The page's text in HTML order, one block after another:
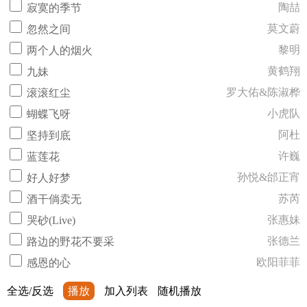
寂寞的季节
陶喆
忽然之间
莫文蔚
两个人的烟火
黎明
九妹
黄鹤翔
滚滚红尘
罗大佑&陈淑桦
蝴蝶飞呀
小虎队
坚持到底
阿杜
蓝莲花
许巍
好人好梦
孙悦&邰正宵
酒干倘卖无
苏芮
哭砂(Live)
张惠妹
路边的野花不要采
张德兰
感恩的心
欧阳菲菲
全选/反选 播放 加入列表 随机播放